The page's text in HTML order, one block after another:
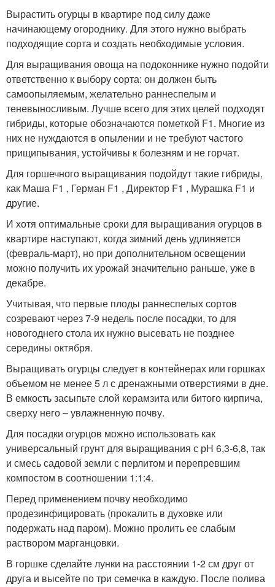
Вырастить огурцы в квартире под силу даже
начинающему огороднику. Для этого нужно выбрать
подходящие сорта и создать необходимые условия.
Для выращивания овоща на подоконнике нужно подойти
ответственно к выбору сорта: он должен быть
самоопыляемым, желательно раннеспелым и
теневыносливым. Лучше всего для этих целей подходят
гибриды, которые обозначаются пометкой F1. Многие из
них не нуждаются в опылении и не требуют частого
прищипывания, устойчивы к болезням и не горчат.
Для горшечного выращивания подойдут такие гибриды,
как Маша F1 , Герман F1 , Директор F1 , Мурашка F1 и
другие.
И хотя оптимальные сроки для выращивания огурцов в
квартире наступают, когда зимний день удлиняется
(февраль-март), но при дополнительном освещении
можно получить их урожай значительно раньше, уже в
декабре.
Учитывая, что первые плоды раннеспелых сортов
созревают через 7-9 недель после посадки, то для
новогоднего стола их нужно высевать не позднее
середины октября.
Выращивать огурцы следует в контейнерах или горшках
объемом не менее 5 л с дренажными отверстиями в дне.
В емкость засыпьте слой керамзита или битого кирпича,
сверху него – увлажненную почву.
Для посадки огурцов можно использовать как
универсальный грунт для выращивания с рН 6,3-6,8, так
и смесь садовой земли с перлитом и перепревшим
компостом в соотношении 1:1:4.
Перед применением почву необходимо
продезинфицировать (прокалить в духовке или
подержать над паром). Можно пролить ее слабым
раствором марганцовки.
В горшке сделайте лунки на расстоянии 1-2 см друг от
друга и высейте по три семечка в каждую. После полива